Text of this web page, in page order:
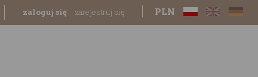
zaloguj się zarejestruj się PLN